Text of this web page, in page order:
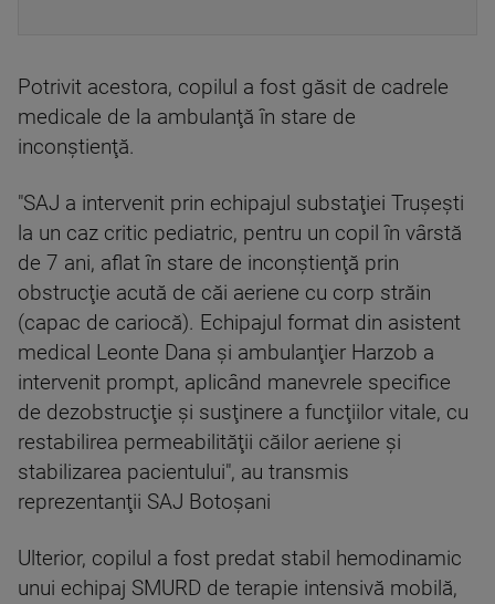
Potrivit acestora, copilul a fost găsit de cadrele
medicale de la ambulanţă în stare de
inconştienţă.
"SAJ a intervenit prin echipajul substaţiei Truşeşti
la un caz critic pediatric, pentru un copil în vârstă
de 7 ani, aflat în stare de inconştienţă prin
obstrucţie acută de căi aeriene cu corp străin
(capac de cariocă). Echipajul format din asistent
medical Leonte Dana şi ambulanţier Harzob a
intervenit prompt, aplicând manevrele specifice
de dezobstrucţie şi susţinere a funcţiilor vitale, cu
restabilirea permeabilităţii căilor aeriene şi
stabilizarea pacientului", au transmis
reprezentanţii SAJ Botoşani
Ulterior, copilul a fost predat stabil hemodinamic
unui echipaj SMURD de terapie intensivă mobilă,